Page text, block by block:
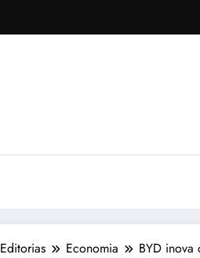
Editorias Economia BYD